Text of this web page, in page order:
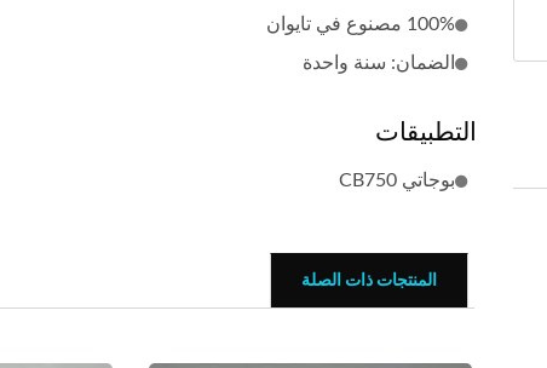
100% مصنوع في تايوان
الضمان: سنة واحدة
التطبيقات
بوجاتي CB750
المنتجات ذات الصلة